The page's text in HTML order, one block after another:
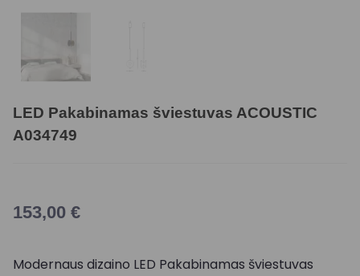
LED Pakabinamas šviestuvas ACOUSTIC
A034749
153,00 €
Modernaus dizaino LED Pakabinamas šviestuvas